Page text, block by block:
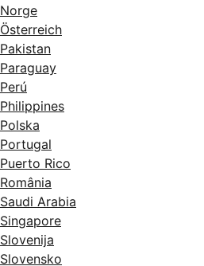
Norge
Österreich
Pakistan
Paraguay
Perú
Philippines
Polska
Portugal
Puerto Rico
România
Saudi Arabia
Singapore
Slovenija
Slovensko